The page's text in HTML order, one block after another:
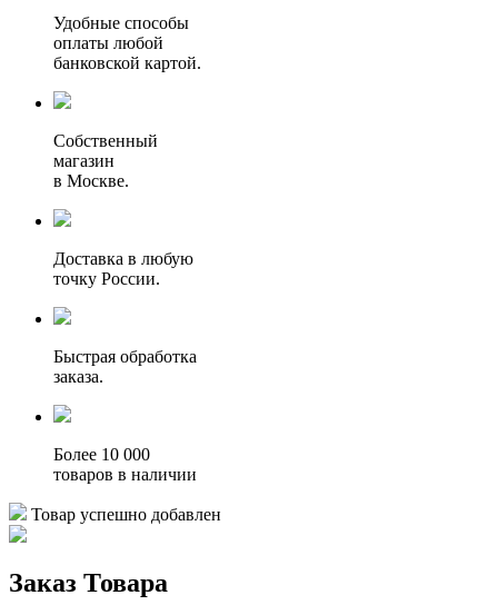
Удобные способы
оплаты любой
банковской картой.
Собственный
магазин
в Москве.
Доставка в любую
точку России.
Быстрая обработка
заказа.
Более 10 000
товаров в наличии
Товар успешно добавлен
Заказ Товара